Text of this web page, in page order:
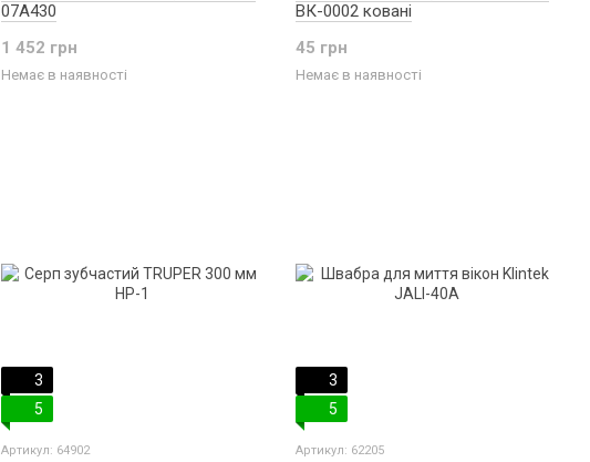
07A430
1 452 грн
Немає в наявності
ВК-0002 ковані
45 грн
Немає в наявності
3
5
Артикул: 64902
3
5
Артикул: 62205